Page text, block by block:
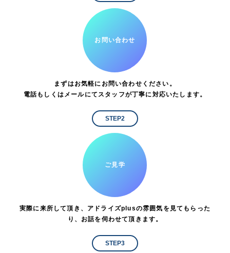
お問い合わせ
まずはお気軽にお問い合わせください。
電話もしくはメールにてスタッフが丁寧に対応いたします。
STEP2
ご見学
実際に来所して頂き、アドライズplusの雰囲気を見てもらった
り、お話を伺わせて頂きます。
STEP3